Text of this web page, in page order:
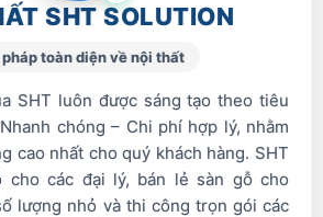
SHT SOLUTION
toàn diện về nội thất
SHT luôn được sáng tạo theo tiêu
chóng – Chi phí hợp lý, nhằm
cao nhất cho quý khách hàng. SHT
cho các đại lý, bán lẻ sàn gỗ cho
lượng nhỏ và thi công trọn gói các